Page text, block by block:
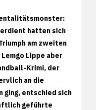
hatten sich
am zweiten
Lippe aber
Krimi, der
an die
ging, entschied sich
geführte